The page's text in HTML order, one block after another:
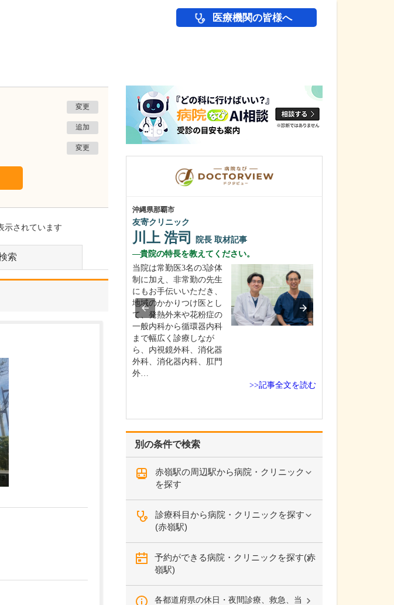
医療機関の皆様へ
変更
追加
変更
示されています
索
別の条件で検索
赤嶺駅の周辺駅から病院・クリニック
を探す
診療科目から病院・クリニックを探す
(赤嶺駅)
予約ができる病院・クリニックを探す(赤
嶺駅)
各都道府県の休日・夜間診療、救急、当
ニック
のくらいの頻度で受けるとよ
にも
プが
のリ
沖縄県那覇市
友寄クリニック
川上 浩司 院長 取材記事
貴院の特長を教えてください。
当院は常勤医3名の3診体
制に加え、非常勤の先生
にもお手伝いいただき、
地域のかかりつけ医とし
て、発熱外来や花粉症の
一般内科から循環器内科
まで幅広く診療しなが
ら、内視鏡外科、消化器
外科、消化器内科、肛門
外…
>>記事全文を読む